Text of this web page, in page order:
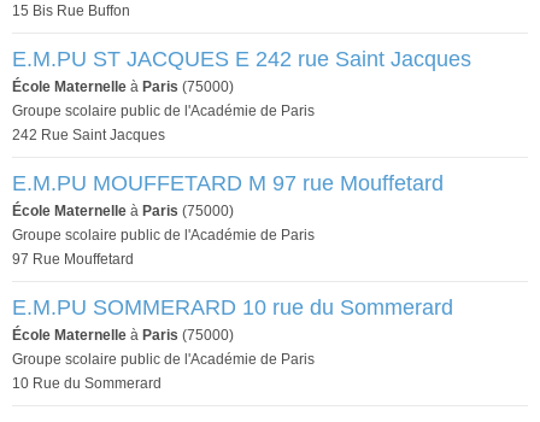
15 Bis Rue Buffon
E.M.PU ST JACQUES E 242 rue Saint Jacques
École Maternelle à Paris (75000)
Groupe scolaire public de l'Académie de Paris
242 Rue Saint Jacques
E.M.PU MOUFFETARD M 97 rue Mouffetard
École Maternelle à Paris (75000)
Groupe scolaire public de l'Académie de Paris
97 Rue Mouffetard
E.M.PU SOMMERARD 10 rue du Sommerard
École Maternelle à Paris (75000)
Groupe scolaire public de l'Académie de Paris
10 Rue du Sommerard